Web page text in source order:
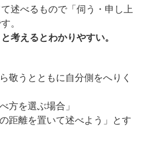
述べるもので「伺う・申し上
。
考えるとわかりやすい。
敬うとともに自分側をへりく
方を選ぶ場合」
距離を置いて述べよう」とす